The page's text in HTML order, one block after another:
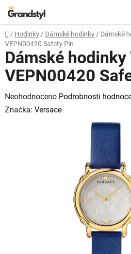
Přejít na obsah
Domů
/ Hodinky / Dámské hodinky / Dámské
VEPN00420 Safety Pin
Dámské hodinky
VEPN00420
Průměrné hodnocení produktu je 0,0
Neohodnoceno Podrobnosti
Značka: Versace